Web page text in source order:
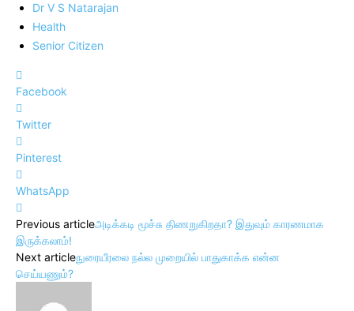
Dr V S Natarajan
Health
Senior Citizen
Facebook
Twitter
Pinterest
WhatsApp
Previous articleஅடிக்கடி மூச்சு திணறுகிறதா? இதுவும் காரணமாக
இருக்கலாம்!
Next articleநுரையீரலை நல்ல முறையில் பாதுகாக்க என்ன
செய்யணும்?